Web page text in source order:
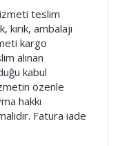
teslim
ambalajı
kargo
alınan
kabul
özenle
hakkı
Fatura iade